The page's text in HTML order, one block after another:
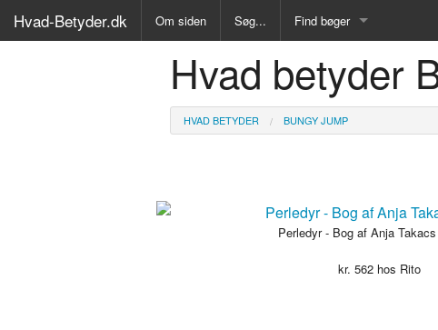
Hvad-Betyder.dk Om siden Søg... Find bøger
Alle Bøger
Ordbog over det danske
Juridisk ordbog
Synonymordbog
Hvad betyder
HVAD BETYDER BUNGY JUMP
Perledyr - Bog af Anja
kr. 562hos Rito